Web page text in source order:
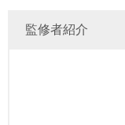
監修者紹介